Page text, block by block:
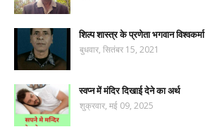
शिल्प शास्त्र के प्रणेता भगवान विश्वकर्मा
बुधवार, सितंबर 15, 2021
स्वप्न में मंदिर दिखाई देने का अर्थ
शुक्रवार, मई 09, 2025